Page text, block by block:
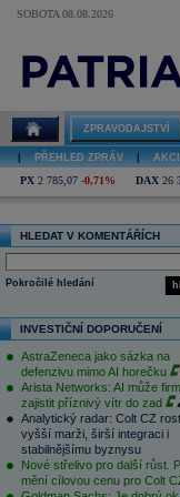
SOBOTA 08.08.2026
ZPRAVODAJSTVÍ
PŘEHLED ZPRÁV
PX 2 785,07 -0,71% DAX 26
HLEDAT V KOMENTÁŘÍCH
Pokročilé hledání
INVESTIČNÍ DOPORUČENÍ
AstraZeneca jako sázka na
defenzivu mimo AI horečku
Arista Networks: AI může
zajistit příznivý vítr do zad
Analytický radar: Colt CZ
vyšší marži, širší integraci i
stabilnějšímu byznysu
Nové střelivo pro další růst.
mění cílovou cenu pro Colt